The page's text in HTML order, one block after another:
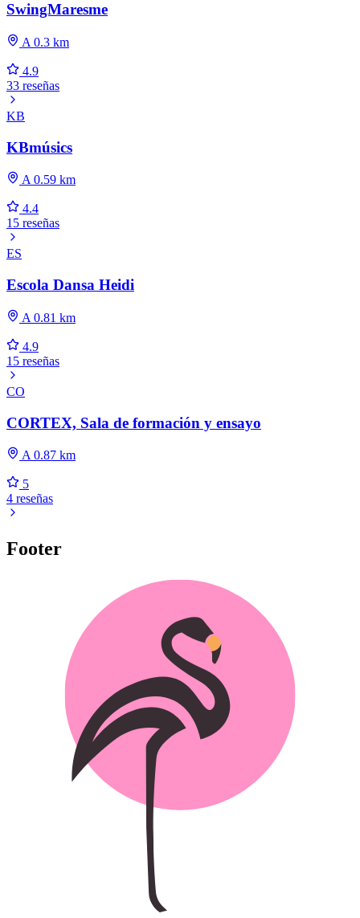
SwingMaresme
A 0.3 km
4.9
33 reseñas
KB
KBmúsics
A 0.59 km
4.4
15 reseñas
ES
Escola Dansa Heidi
A 0.81 km
4.9
15 reseñas
CO
CORTEX, Sala de formación y ensayo
A 0.87 km
5
4 reseñas
Footer